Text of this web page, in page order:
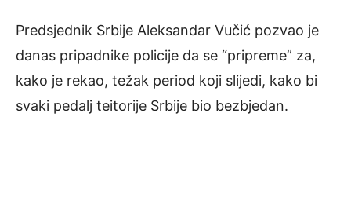
Predsjednik Srbije Aleksandar Vučić pozvao je
danas pripadnike policije da se “pripreme” za,
kako je rekao, težak period koji slijedi, kako bi
svaki pedalj teitorije Srbije bio bezbjedan.